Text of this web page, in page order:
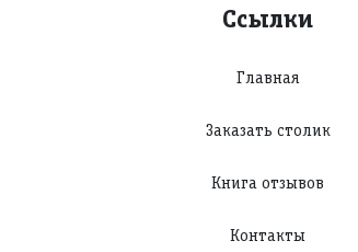
Ссылки
Главная
Заказать столик
Книга отзывов
Контакты